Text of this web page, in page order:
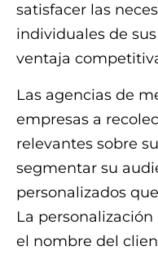
satisfacer las
individuales de
ventaja
Las agencias de
empresas a
relevantes sobre
segmentar su
personalizados
La
el nombre del